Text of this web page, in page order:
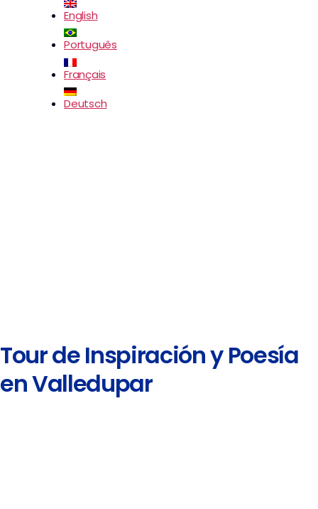
English
Português
Français
Deutsch
Tour de Inspiración y Poesía
en Valledupar